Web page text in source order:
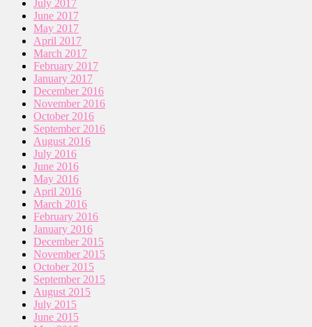
July 2017
June 2017
May 2017
April 2017
March 2017
February 2017
January 2017
December 2016
November 2016
October 2016
September 2016
August 2016
July 2016
June 2016
May 2016
April 2016
March 2016
February 2016
January 2016
December 2015
November 2015
October 2015
September 2015
August 2015
July 2015
June 2015